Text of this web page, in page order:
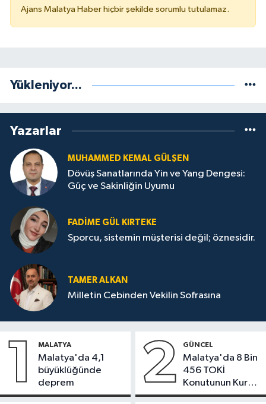
Ajans Malatya Haber hiçbir şekilde sorumlu tutulamaz.
Yükleniyor...
Yazarlar
MUHAMMED KEMAL GÜLŞEN
Dövüş Sanatlarında Yin ve Yang Dengesi:
Güç ve Sakinliğin Uyumu
FADIME GÜL KIRTEKE
Sporcu, sistemin müşterisi değil; öznesidir.
TAMER ALKAN
Milletin Cebinden Vekilin Sofrasına
1 MALATYA
Malatya'da 4,1
büyüklüğünde
deprem
2 GÜNCEL
Malatya'da 8 Bin
456 TOKİ
Konutunun Kurası
Bugün Çekiliyor